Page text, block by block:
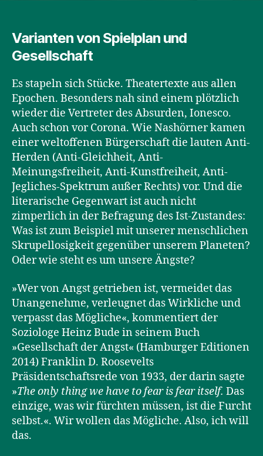
Varianten von Spielplan und
Gesellschaft
Es stapeln sich Stücke. Theatertexte aus allen
Epochen. Besonders nah sind einem plötzlich
wieder die Vertreter des Absurden, Ionesco.
Auch schon vor Corona. Wie Nashörner kamen
einer weltoffenen Bürgerschaft die lauten Anti-
Herden (Anti-Gleichheit, Anti-
Meinungsfreiheit, Anti-Kunstfreiheit, Anti-
Jegliches-Spektrum außer Rechts) vor. Und die
literarische Gegenwart ist auch nicht
zimperlich in der Befragung des Ist-Zustandes:
Was ist zum Beispiel mit unserer menschlichen
Skrupellosigkeit gegenüber unserem Planeten?
Oder wie steht es um unsere Ängste?
»Wer von Angst getrieben ist, vermeidet das
Unangenehme, verleugnet das Wirkliche und
verpasst das Mögliche«, kommentiert der
Soziologe Heinz Bude in seinem Buch
»Gesellschaft der Angst« (Hamburger Editionen
2014) Franklin D. Roosevelts
Präsidentschaftsrede von 1933, der darin sagte
»The only thing we have to fear is fear itself. Das
einzige, was wir fürchten müssen, ist die Furcht
selbst.«. Wir wollen das Mögliche. Also, ich will
das.